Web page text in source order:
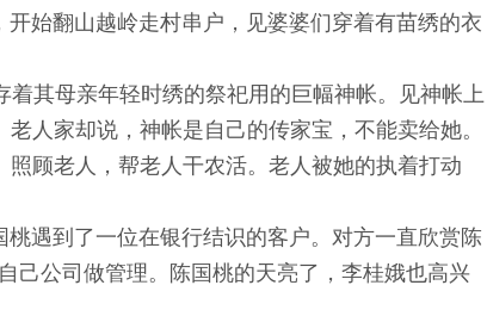
始翻山越岭走村串户，见婆婆们穿着有苗绣的衣
其母亲年轻时绣的祭祀用的巨幅神帐。见神帐上
人家却说，神帐是自己的传家宝，不能卖给她。
顾老人，帮老人干农活。老人被她的执着打动
遇到了一位在银行结识的客户。对方一直欣赏陈
己公司做管理。陈国桃的天亮了，李桂娥也高兴